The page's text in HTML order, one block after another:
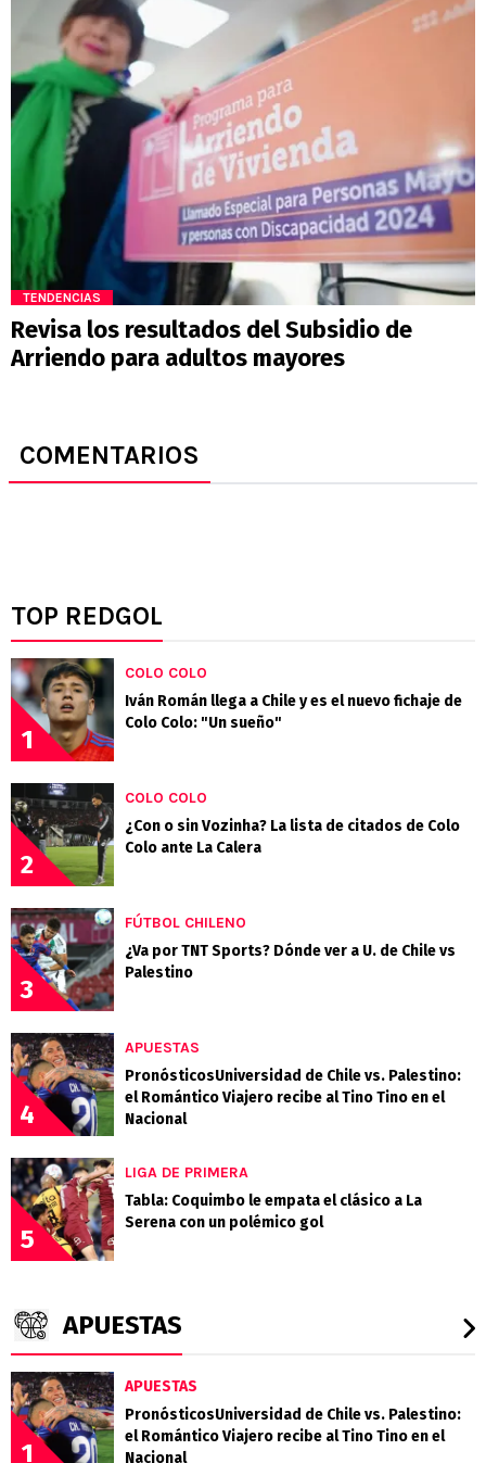
TENDENCIAS
Revisa los resultados del Subsidio de
Arriendo para adultos mayores
COMENTARIOS
TOP REDGOL
1
COLO COLO
Iván Román llega a Chile y es el nuevo fichaje de
Colo Colo: "Un sueño"
2
COLO COLO
¿Con o sin Vozinha? La lista de citados de Colo
Colo ante La Calera
3
FÚTBOL CHILENO
¿Va por TNT Sports? Dónde ver a U. de Chile vs
Palestino
4
APUESTAS
PronósticosUniversidad de Chile vs. Palestino:
el Romántico Viajero recibe al Tino Tino en el
Nacional
5
LIGA DE PRIMERA
Tabla: Coquimbo le empata el clásico a La
Serena con un polémico gol
APUESTAS
1
APUESTAS
PronósticosUniversidad de Chile vs. Palestino:
el Romántico Viajero recibe al Tino Tino en el
Nacional